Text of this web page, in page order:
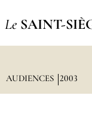
Le SAINT-
AUDIENCES 2003